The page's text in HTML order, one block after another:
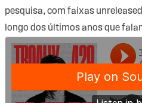
pesquisa, com faixas
longo dos últimos anos que